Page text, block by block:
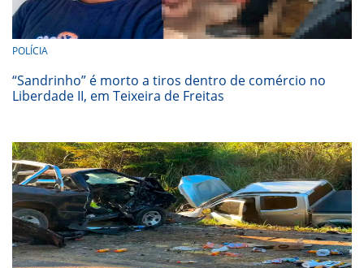
POLÍCIA
“Sandrinho” é morto a tiros dentro de comércio no
Liberdade II, em Teixeira de Freitas